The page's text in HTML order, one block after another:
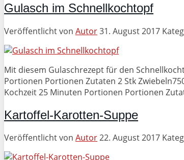
Gulasch im Schnellkochtopf
Veröffentlicht von Autor31. August 2017
Mit diesem Gulaschrezept für den
Portionen Portionen Zutaten 2 Stk
Kochzeit 25 Minuten Portionen Portionen
Kartoffel-Karotten-Suppe
Veröffentlicht von Autor22. August 2017